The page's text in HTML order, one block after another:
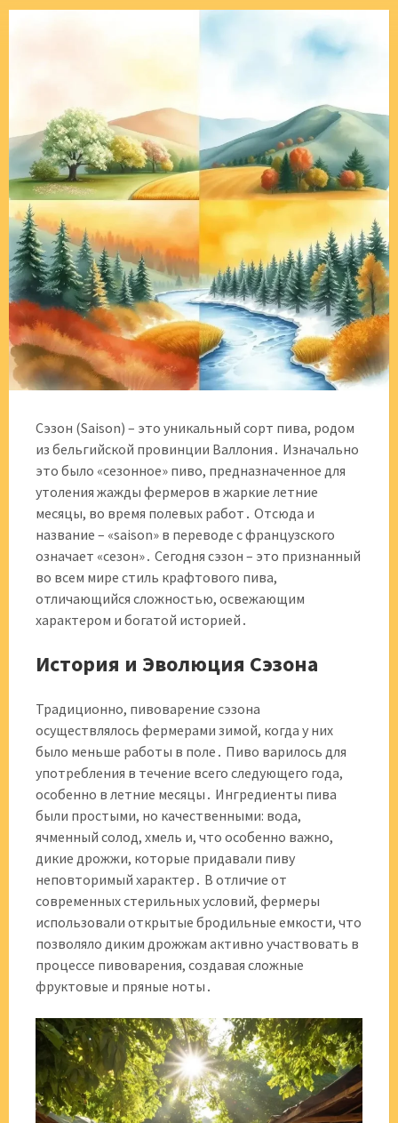
Сэзон (Saison) – это уникальный сорт пива, родом
из бельгийской провинции Валлония․ Изначально
это было «сезонное» пиво, предназначенное для
утоления жажды фермеров в жаркие летние
месяцы, во время полевых работ․ Отсюда и
название – «saison» в переводе с французского
означает «сезон»․ Сегодня сэзон – это признанный
во всем мире стиль крафтового пива,
отличающийся сложностью, освежающим
характером и богатой историей․
История и Эволюция Сэзона
Традиционно, пивоварение сэзона
осуществлялось фермерами зимой, когда у них
было меньше работы в поле․ Пиво варилось для
употребления в течение всего следующего года,
особенно в летние месяцы․ Ингредиенты пива
были простыми, но качественными: вода,
ячменный солод, хмель и, что особенно важно,
дикие дрожжи, которые придавали пиву
неповторимый характер․ В отличие от
современных стерильных условий, фермеры
использовали открытые бродильные емкости, что
позволяло диким дрожжам активно участвовать в
процессе пивоварения, создавая сложные
фруктовые и пряные ноты․